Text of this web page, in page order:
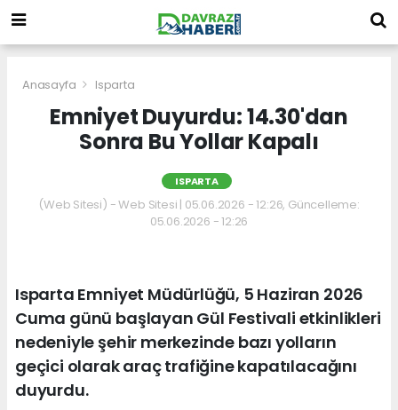
Anasayfa Isparta
Emniyet Duyurdu: 14.30'dan
Sonra Bu Yollar Kapalı
ISPARTA
(Web Sitesi) - Web Sitesi | 05.06.2026 - 12:26, Güncelleme:
05.06.2026 - 12:26
Isparta Emniyet Müdürlüğü, 5 Haziran 2026
Cuma günü başlayan Gül Festivali etkinlikleri
nedeniyle şehir merkezinde bazı yolların
geçici olarak araç trafiğine kapatılacağını
duyurdu.